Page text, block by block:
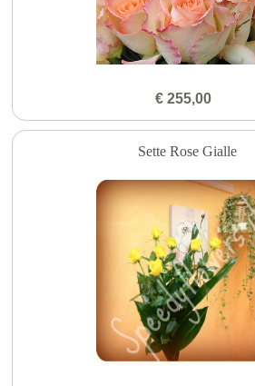
€ 255,00
Sette Rose Gialle